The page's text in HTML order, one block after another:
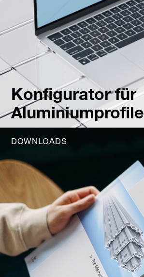
Konfigurator für
Aluminiumprofile
DOWNLOADS